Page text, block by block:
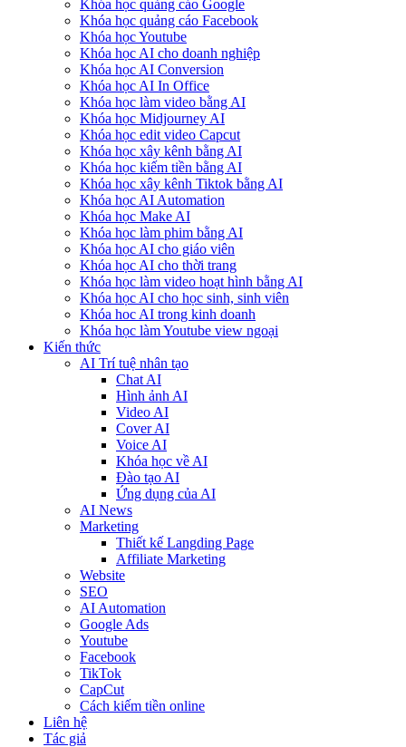
Khóa học quảng cáo Google
Khóa học quảng cáo Facebook
Khóa học Youtube
Khóa học AI cho doanh nghiệp
Khóa học AI Conversion
Khóa học AI In Office
Khóa học làm video bằng AI
Khóa học Midjourney AI
Khóa học edit video Capcut
Khóa học xây kênh bằng AI
Khóa học kiếm tiền bằng AI
Khóa học xây kênh Tiktok bằng AI
Khóa học AI Automation
Khóa học Make AI
Khóa học làm phim bằng AI
Khóa học AI cho giáo viên
Khóa học AI cho thời trang
Khóa học làm video hoạt hình bằng AI
Khóa học AI cho học sinh, sinh viên
Khóa hoc AI trong kinh doanh
Khóa học làm Youtube view ngoại
Kiến thức
AI Trí tuệ nhân tạo
Chat AI
Hình ảnh AI
Video AI
Cover AI
Voice AI
Khóa học về AI
Đào tạo AI
Ứng dụng của AI
AI News
Marketing
Thiết kế Langding Page
Affiliate Marketing
Website
SEO
AI Automation
Google Ads
Youtube
Facebook
TikTok
CapCut
Cách kiếm tiền online
Liên hệ
Tác giả